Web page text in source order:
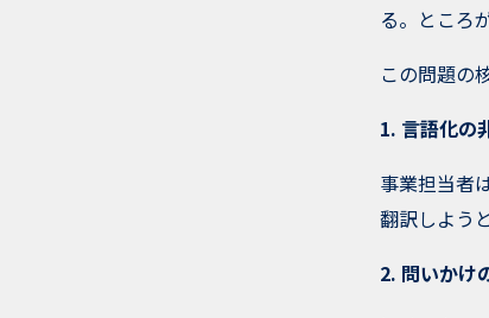
る。ところ
この問題の
1. 言語化の
事業担当者
翻訳しよう
2. 問いかけ